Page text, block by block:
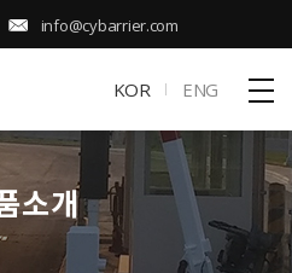
info@cybarrier.com
KOR ENG
소개